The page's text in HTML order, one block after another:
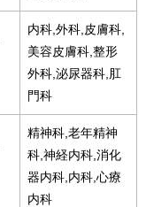
内科,外科,皮膚科,
美容皮膚科,整形
外科,泌尿器科,肛
門科
精神科,老年精神
科,神経内科,消化
器内科,内科,心療
内科